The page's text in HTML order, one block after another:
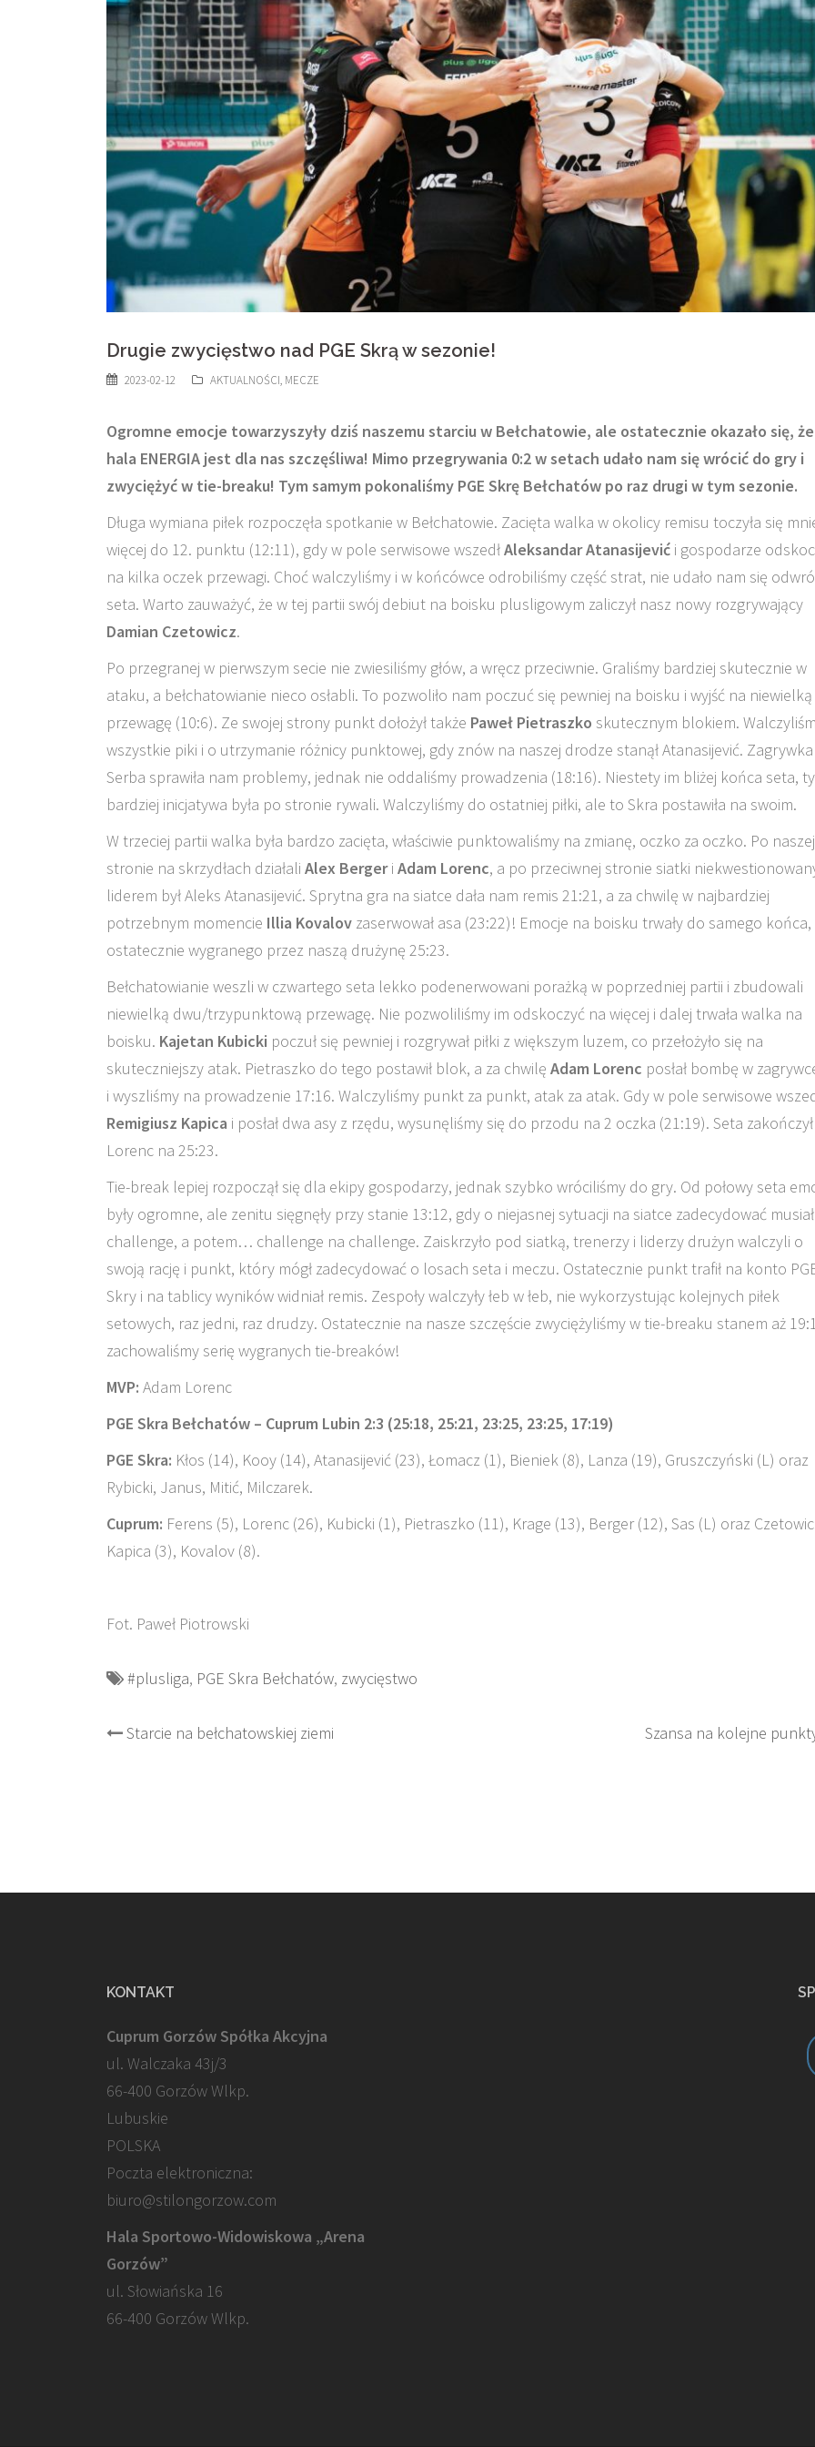
Drugie zwycięstwo nad PGE Skrą w sezonie!
2023-02-12 AKTUALNOŚCI, MECZE
Ogromne emocje towarzyszyły dziś naszemu starciu w Bełchatowie, ale ostatecznie okazało się, że
hala ENERGIA jest dla nas szczęśliwa! Mimo przegrywania 0:2 w setach udało nam się wrócić do gry i
zwyciężyć w tie-breaku! Tym samym pokonaliśmy PGE Skrę Bełchatów po raz drugi w tym sezonie.
Długa wymiana piłek rozpoczęła spotkanie w Bełchatowie. Zacięta walka w okolicy remisu toczyła się
więcej do 12. punktu (12:11), gdy w pole serwisowe wszedłAleksandar Atanasijević i gospodarze
na kilka oczek przewagi. Choć walczyliśmy i w końcówce odrobiliśmy część strat, nie udało nam się
seta. Warto zauważyć, że w tej partii swój debiut na boisku plusligowym zaliczył nasz nowy rozgrywający
Damian Czetowicz.
Po przegranej w pierwszym secie nie zwiesiliśmy głów, a wręcz przeciwnie. Graliśmy bardziej skutecznie w
ataku, a bełchatowianie nieco osłabli. To pozwoliło nam poczuć się pewniej na boisku i wyjść na niewielką
przewagę (10:6). Ze swojej strony punkt dołożył także Paweł Pietraszko skutecznym blokiem.
wszystkie piki i o utrzymanie różnicy punktowej, gdy znów na naszej drodze stanął Atanasijević. Zagrywka
Serba sprawiła nam problemy, jednak nie oddaliśmy prowadzenia (18:16). Niestety im bliżej końca seta,
bardziej inicjatywa była po stronie rywali. Walczyliśmy do ostatniej piłki, ale to Skra postawiła na swoim.
W trzeciej partii walka była bardzo zacięta, właściwie punktowaliśmy na zmianę, oczko za oczko. Po naszej
stronie na skrzydłach działali Alex Bergeri Adam Lorenc, a po przeciwnej stronie siatki
liderem był Aleks Atanasijević. Sprytna gra na siatce dała nam remis 21:21, a za chwilę w najbardziej
potrzebnym momencie Illia Kovalov zaserwował asa (23:22)! Emocje na boisku trwały do samego końca,
ostatecznie wygranego przez naszą drużynę 25:23.
Bełchatowianie weszli w czwartego seta lekko podenerwowani porażką w poprzedniej partii i zbudowali
niewielką dwu/trzypunktową przewagę. Nie pozwoliliśmy im odskoczyć na więcej i dalej trwała walka na
boisku. Kajetan Kubicki poczuł się pewniej i rozgrywał piłki z większym luzem, co przełożyło się na
skuteczniejszy atak. Pietraszko do tego postawił blok, a za chwilę Adam Lorenc posłał bombę w
i wyszliśmy na prowadzenie 17:16. Walczyliśmy punkt za punkt, atak za atak. Gdy w pole serwisowe
Remigiusz Kapica i posłał dwa asy z rzędu, wysunęliśmy się do przodu na 2 oczka (21:19). Seta zakończył
Lorenc na 25:23.
Tie-break lepiej rozpoczął się dla ekipy gospodarzy, jednak szybko wróciliśmy do gry. Od połowy seta
były ogromne, ale zenitu sięgnęły przy stanie 13:12, gdy o niejasnej sytuacji na siatce zadecydować musiał
challenge, a potem… challenge na challenge. Zaiskrzyło pod siatką, trenerzy i liderzy drużyn walczyli o
swoją rację i punkt, który mógł zadecydować o losach seta i meczu. Ostatecznie punkt trafił na konto
Skry i na tablicy wyników widniał remis. Zespoły walczyły łeb w łeb, nie wykorzystując kolejnych piłek
setowych, raz jedni, raz drudzy. Ostatecznie na nasze szczęście zwyciężyliśmy w tie-breaku stanem aż
zachowaliśmy serię wygranych tie-breaków!
MVP: Adam Lorenc
PGE Skra Bełchatów – Cuprum Lubin 2:3 (25:18, 25:21, 23:25, 23:25, 17:19)
PGE Skra: Kłos (14), Kooy (14), Atanasijević (23), Łomacz (1), Bieniek (8), Lanza (19), Gruszczyński (L) oraz
Rybicki, Janus, Mitić, Milczarek.
Cuprum: Ferens (5), Lorenc (26), Kubicki (1), Pietraszko (11), Krage (13), Berger (12), Sas (L) oraz
Kapica (3), Kovalov (8).
Fot. Paweł Piotrowski
#plusliga, PGE Skra Bełchatów, zwycięstwo
Post
Starcie na bełchatowskiej ziemi Szansa na kolejne
KONTAKT
Cuprum Gorzów Spółka Akcyjna
ul. Walczaka 43j/3
66-400 Gorzów Wlkp.
Lubuskie
POLSKA
Poczta elektroniczna:
biuro@stilongorzow.com
Hala Sportowo-Widowiskowa „Arena
Gorzów”
ul. Słowiańska 16
66-400 Gorzów Wlkp.